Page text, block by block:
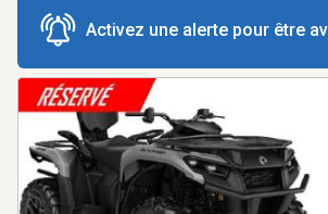
Activez une alerte pour être